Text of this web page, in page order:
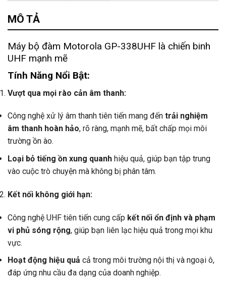
Tư vấn & bán hàng qua Facebook
MÔ TẢ
Máy bộ đàm Motorola GP-338UHF là chiến binh
UHF mạnh mẽ
Tính Năng Nổi Bật:
Vượt qua mọi rào cản âm thanh:
Công nghệ xử lý âm thanh tiên tiến mang đến trải nghiệm
âm thanh hoàn hảo, rõ ràng, mạnh mẽ, bất chấp mọi môi
trường ồn ào.
Loại bỏ tiếng ồn xung quanh hiệu quả, giúp bạn tập trung
vào cuộc trò chuyện mà không bị phân tâm.
Kết nối không giới hạn:
Công nghệ UHF tiên tiến cung cấp kết nối ổn định và phạm
vi phủ sóng rộng, giúp bạn liên lạc hiệu quả trong mọi khu
vực.
Hoạt động hiệu quả cả trong môi trường nội thị và ngoại ô,
đáp ứng nhu cầu đa dạng của doanh nghiệp.